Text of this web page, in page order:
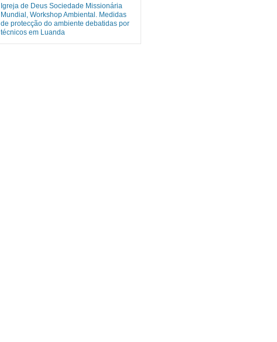
Igreja de Deus Sociedade Missionária
Mundial, Workshop Ambiental. Medidas
de protecção do ambiente debatidas por
técnicos em Luanda